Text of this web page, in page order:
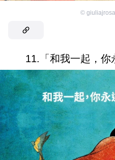
©
11.「和我一起，你